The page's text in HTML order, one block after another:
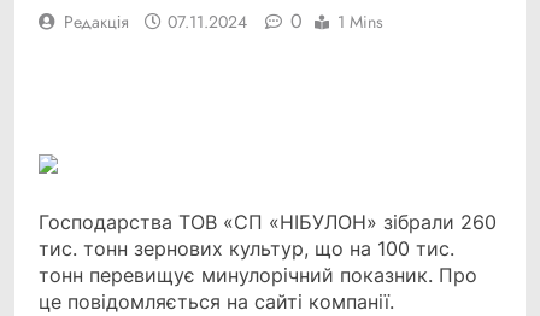
Редакція 07.11.2024 0 1 Mins
Господарства ТОВ «СП «НІБУЛОН» зібрали 260
тис. тонн зернових культур, що на 100 тис.
тонн перевищує минулорічний показник. Про
це повідомляється на сайті компанії.